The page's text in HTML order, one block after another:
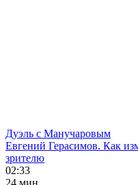
Дуэль с Манучаровым
Евгений Герасимов. Как
зрителю
02:33
24 мин